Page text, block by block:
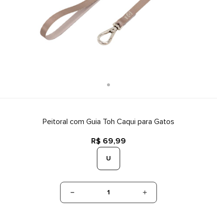
Peitoral com Guia Toh Caqui para Gatos
R$ 69,99
U
1